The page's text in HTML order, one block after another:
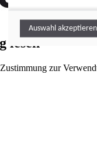
lesen
zur
Auswahl akzeptieren